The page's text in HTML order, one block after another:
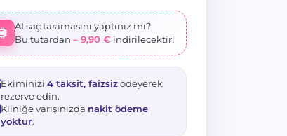
AI saç taramasını yaptınız mı?
Bu tutardan – 9,90 € indirilecektir!
Ekiminizi 4 taksit, faizsizödeyerek
rezerve edin.
Kliniğe varışınızda nakit ödeme
yoktur.